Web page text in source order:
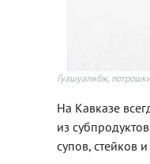
Гуашуалибж,
На Кавказе
из
супов, стейков